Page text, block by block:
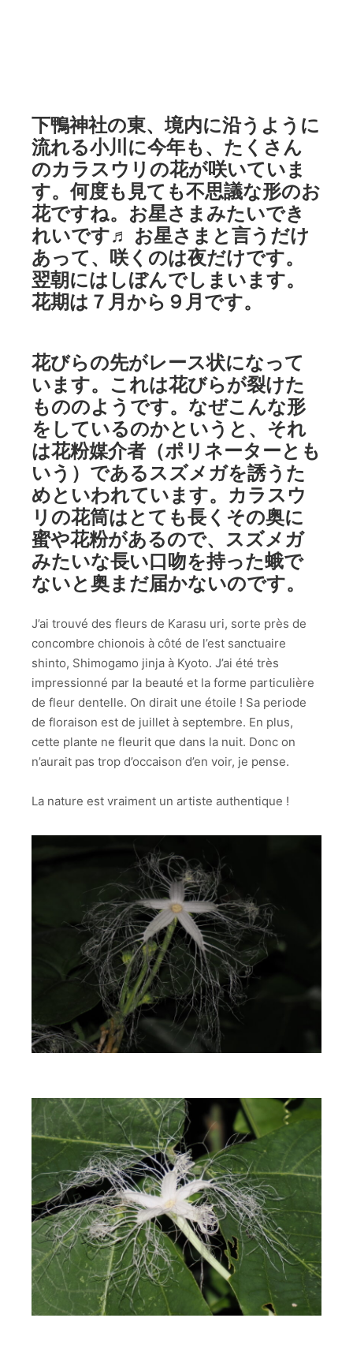
下鴨神社の東、境内に沿うように
流れる小川に今年も、たくさん
のカラスウリの花が咲いていま
す。何度も見ても不思議な形のお
花ですね。お星さまみたいでき
れいです♬ お星さまと言うだけ
あって、咲くのは夜だけです。
翌朝にはしぼんでしまいます。
花期は７月から９月です。
花びらの先がレース状になって
います。これは花びらが裂けた
もののようです。なぜこんな形
をしているのかというと、それ
は花粉媒介者（ポリネーターとも
いう）であるスズメガを誘うた
めといわれています。カラスウ
リの花筒はとても長くその奥に
蜜や花粉があるので、スズメガ
みたいな長い口吻を持った蛾で
ないと奥まだ届かないのです。
J’ai trouvé des fleurs de Karasu uri, sorte près de
concombre chionois à côté de l’est sanctuaire
shinto, Shimogamo jinja à Kyoto. J’ai été très
impressionné par la beauté et la forme particulière
de fleur dentelle. On dirait une étoile ! Sa periode
de floraison est de juillet à septembre. En plus,
cette plante ne fleurit que dans la nuit. Donc on
n’aurait pas trop d’occaison d’en voir, je pense.
La nature est vraiment un artiste authentique !